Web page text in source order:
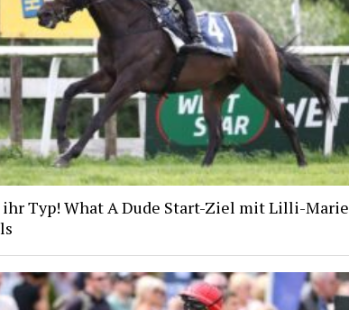
ihr Typ! What A Dude Start-Ziel mit Lilli-Marie